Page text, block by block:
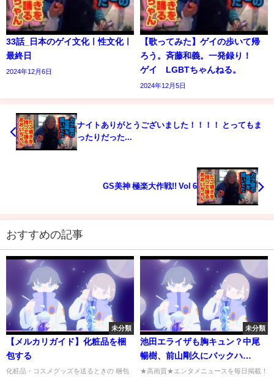
33話_日本のゲイ文化ㅣ性文化ㅣ
最終日
2024年12月6日
【歌ってみた】ゲイの歩いて帰
ろう。斉藤和義。一発録り！
ゲイ LGBTちゃんねる。
2024年12月5日
ナイトありがとうございました！！！！ とってもま
ったりだった...
GS美神 極楽大作戦!! Vol 6
おすすめの記事
未分類
【メルカリガイド】化粧品を梱
包する
化粧品・コスメグッズを送るときの 梱包
未分類
池田エライザも胸キュン？中尾
暢樹、前山剛久にバックハ
グ！ 映画「一礼して、キス」
★高画質★エンタメニュースを毎日掲載！